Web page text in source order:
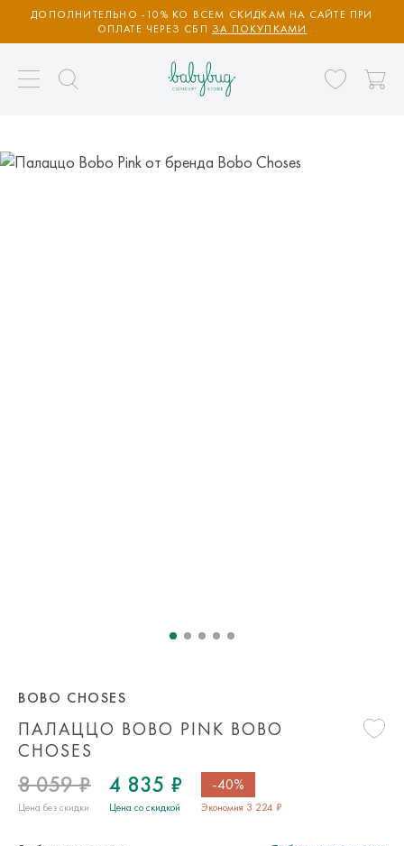
ДОПОЛНИТЕЛЬНО -10% КО ВСЕМ СКИДКАМ НА САЙТЕ ПРИ
ОПЛАТЕ ЧЕРЕЗ СБП ЗА ПОКУПКАМИ
ПАЛАЦЦО BOBO PINK BOBO
CHOSES
BOBO CHOSES
8 059 ₽
Цена без скидки
4 835 ₽
Цена со скидкой
-40%
Экономия 3 224 ₽